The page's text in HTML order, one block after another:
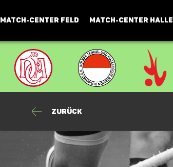
MATCH-CENTER FELD MATCH-CENTER HALLE
Zurück